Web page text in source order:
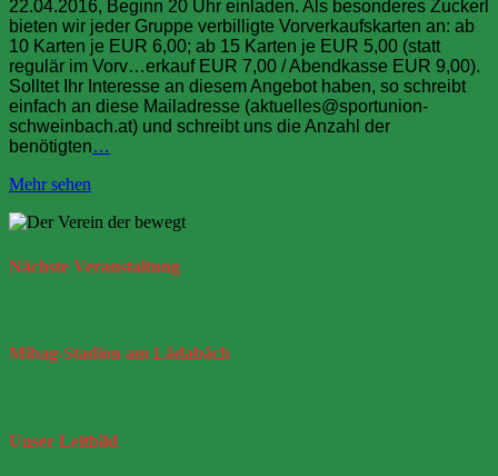
22.04.2016, Beginn 20 Uhr einladen. Als besonderes Zuckerl
bieten wir jeder Gruppe verbilligte Vorverkaufskarten an: ab
10 Karten je EUR 6,00; ab 15 Karten je EUR 5,00 (statt
regulär im Vorv…erkauf EUR 7,00 / Abendkasse EUR 9,00).
Solltet Ihr Interesse an diesem Angebot haben, so schreibt
einfach an diese Mailadresse (aktuelles@sportunion-
schweinbach.at) und schreibt uns die Anzahl der
benötigten…
Mehr sehen
Nächste Veranstaltung
Mibag-Stadion am Lådabåch
Unser Leitbild